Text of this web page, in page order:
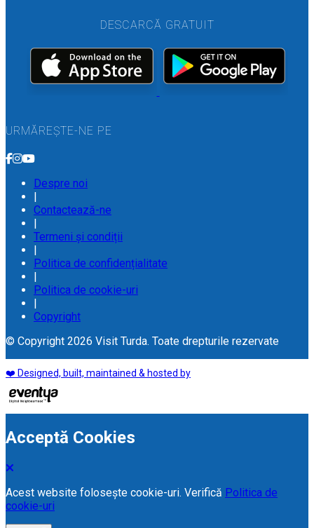
DESCARCĂ GRATUIT
URMĂREȘTE-NE PE
Despre noi
Contactează-ne
Termeni și condiții
Politica de confidențialitate
Politica de cookie-uri
Copyright
© Copyright 2026 Visit Turda. Toate drepturile rezervate
❤️ Designed, built, maintained & hosted by
Acceptă Cookies
Acest website folosește cookie-uri. Verifică Politica de
cookie-uri